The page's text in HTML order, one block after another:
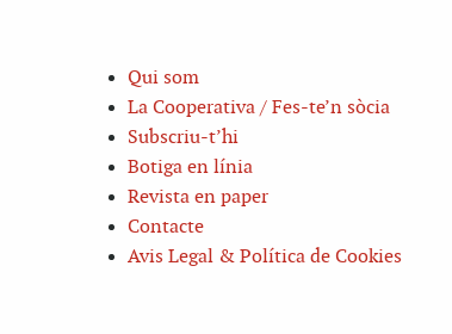
Qui som
La Cooperativa / Fes-te’n sòcia
Subscriu-t’hi
Botiga en línia
Revista en paper
Contacte
Avis Legal & Política de Cookies